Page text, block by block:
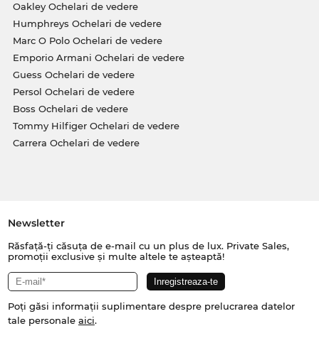
Oakley Ochelari de vedere
Humphreys Ochelari de vedere
Marc O Polo Ochelari de vedere
Emporio Armani Ochelari de vedere
Guess Ochelari de vedere
Persol Ochelari de vedere
Boss Ochelari de vedere
Tommy Hilfiger Ochelari de vedere
Carrera Ochelari de vedere
Newsletter
Răsfață-ți căsuța de e-mail cu un plus de lux. Private Sales,
promoții exclusive și multe altele te așteaptă!
Poți găsi informații suplimentare despre prelucrarea datelor
tale personale aici.